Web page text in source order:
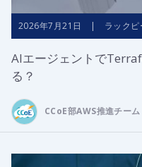
2026年7月21日 | ラックピ
AIエージェントで
る？
CCoE部AWS推進チーム